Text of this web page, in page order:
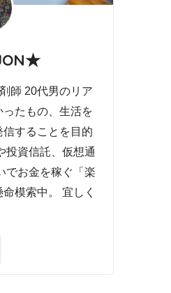
師 20代男のリア
たもの、生活を
することを目的
投資信託、仮想通
でお金を稼ぐ「楽
模索中。 宜しく